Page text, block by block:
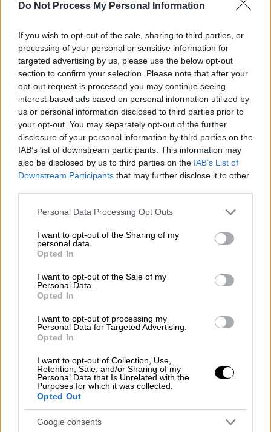
Do Not Process My Personal Information
If you wish to opt-out of the sale, sharing to third parties, or
processing of your personal or sensitive information for
targeted advertising by us, please use the below opt-out
section to confirm your selection. Please note that after your
opt-out request is processed you may continue seeing
interest-based ads based on personal information utilized by
us or personal information disclosed to third parties prior to
your opt-out. You may separately opt-out of the further
disclosure of your personal information by third parties on the
IAB’s list of downstream participants. This information may
also be disclosed by us to third parties on the IAB’s List of
Downstream Participants that may further disclose it to other
Please note that this website/app uses one or more Google
not limited to your visit or usage behaviour. You may click to
grant or deny consent to Google and its third-party tags to
use your data for below specified purposes in below Google
consent section.
Personal Data Processing Opt Outs
I want to opt-out of the Sharing of my
personal data.
Opted In
I want to opt-out of the Sale of my
Personal Data.
Opted In
I want to opt-out of processing my
Personal Data for Targeted Advertising.
Opted In
I want to opt-out of Collection, Use,
Retention, Sale, and/or Sharing of my
Personal Data that Is Unrelated with the
Purposes for which it was collected.
Opted Out
Google consents
video
«Ως διευθύντρια της Μυστικής Υπηρεσίας
των ΗΠΑ, αναλαμβάνω πλήρως την ευθύνη
Ρεπουμπλικανούς να παραιτηθεί.
«Η απόπειρα δολοφονίας σε βάρος του
πρώην προέδρου Ντόναλντ Τραμπ τη 13η
Ιουλίου αποτελεί τη σημαντικότερη
επιχειρησιακή αποτυχία στους κόλπους της
πρόσθεσε η ίδια.
Υπηρεσία παρείχε την ασφάλεια που είχε
ζητήσει η ομάδα προεκλογικής εκστρατείας
του Τραμπ για την εκδήλωση.
«Αυτό που μπορώ να σας πω είναι πως για τη